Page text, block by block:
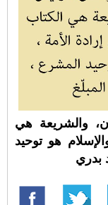
والشريعة هي
هو توحيد
بدري